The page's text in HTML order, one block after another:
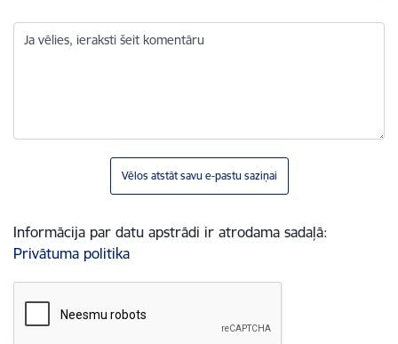
Ja vēlies, ieraksti šeit komentāru
Vēlos atstāt savu e-pastu saziņai
Informācija par datu apstrādi ir atrodama sadaļā:
Privātuma politika